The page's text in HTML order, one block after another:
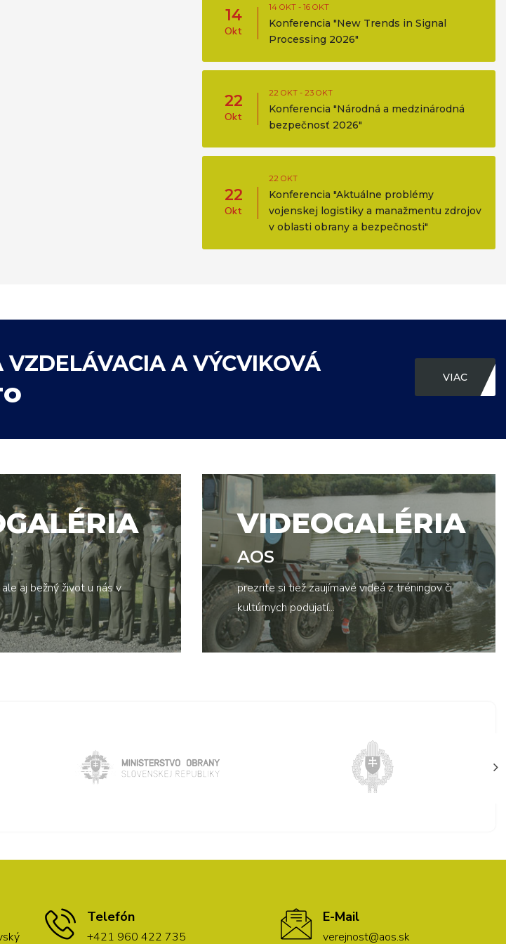
14
Okt
14 OKT - 16 OKT
Konferencia "New Trends in Signal
Processing 2026"
22
Okt
22 OKT - 23 OKT
Konferencia "Národná a medzinárodná
bezpečnosť 2026"
22
Okt
22 OKT
Konferencia "Aktuálne problémy
vojenskej logistiky a manažmentu zdrojov
v oblasti obrany a bezpečnosti"
A VÝCVIKOVÁ
VIAC
aj bežný život u nás v
VIDEOGALÉRIA
AOS
prezrite si tiež zaujímavé videá z tréningov či
kultúrnych podujatí...
Telefón
+421 960 422 735
E-Mail
verejnost@aos.sk